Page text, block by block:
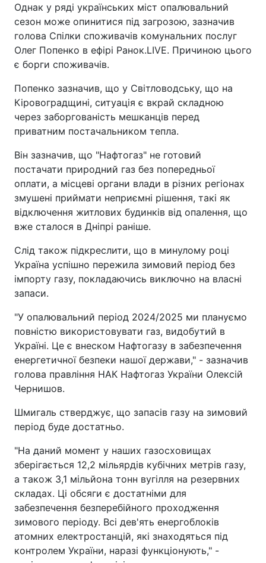
Однак у ряді українських міст опалювальний
сезон може опинитися під загрозою, зазначив
голова Спілки споживачів комунальних послуг
Олег Попенко в ефірі Ранок.LIVE. Причиною цього
є борги споживачів.
Попенко зазначив, що у Світловодську, що на
Кіровоградщині, ситуація є вкрай складною
через заборгованість мешканців перед
приватним постачальником тепла.
Він зазначив, що "Нафтогаз" не готовий
постачати природний газ без попередньої
оплати, а місцеві органи влади в різних регіонах
змушені приймати неприємні рішення, такі як
відключення житлових будинків від опалення, що
вже сталося в Дніпрі раніше.
Слід також підкреслити, що в минулому році
Україна успішно пережила зимовий період без
імпорту газу, покладаючись виключно на власні
запаси.
"У опалювальний період 2024/2025 ми плануємо
повністю використовувати газ, видобутий в
Україні. Це є внеском Нафтогазу в забезпечення
енергетичної безпеки нашої держави," - зазначив
голова правління НАК Нафтогаз України Олексій
Чернишов.
Шмигаль стверджує, що запасів газу на зимовий
період буде достатньо.
"На даний момент у наших газосховищах
зберігається 12,2 мільярдів кубічних метрів газу,
а також 3,1 мільйона тонн вугілля на резервних
складах. Ці обсяги є достатніми для
забезпечення безперебійного проходження
зимового періоду. Всі дев'ять енергоблоків
атомних електростанцій, які знаходяться під
контролем України, наразі функціонують," -